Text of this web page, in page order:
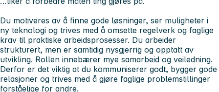
Du motiveres av å finne gode løsninger, ser muligheter i
ny teknologi og trives med å omsette regelverk og faglige
krav til praktiske arbeidsprosesser. Du arbeider
strukturert, men er samtidig nysgjerrig og opptatt av
utvikling. Rollen innebærer mye samarbeid og veiledning.
Derfor er det viktig at du kommuniserer godt, bygger gode
relasjoner og trives med å gjøre faglige problemstillinger
forståelige for andre.